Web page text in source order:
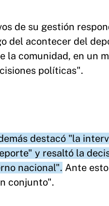
de su gestión
del acontecer del
la comunidad, en un
políticas".
destacó "la
y resaltó la
nacional". Ante
conjunto".